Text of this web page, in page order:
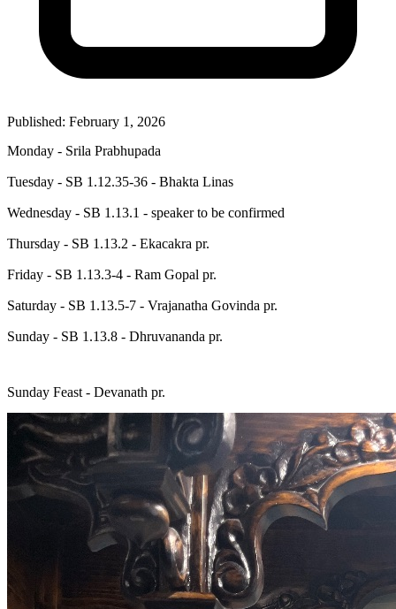
Published: February 1, 2026
Monday - Srila Prabhupada
Tuesday - SB 1.12.35-36 - Bhakta Linas
Wednesday - SB 1.13.1 - speaker to be confirmed
Thursday - SB 1.13.2 - Ekacakra pr.
Friday - SB 1.13.3-4 - Ram Gopal pr.
Saturday - SB 1.13.5-7 - Vrajanatha Govinda pr.
Sunday - SB 1.13.8 - Dhruvananda pr.
Sunday Feast - Devanath pr.